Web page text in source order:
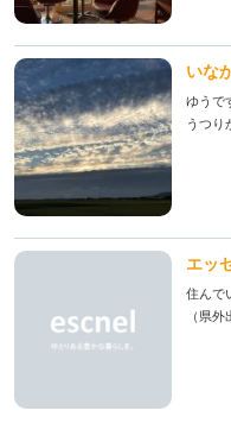
いな
ゆうで
うつり
エッ
住んで
（県